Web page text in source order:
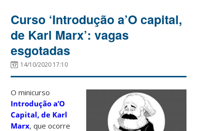
Curso ‘Introdução a’O capital,
de Karl Marx’: vagas
esgotadas
14/10/2020 17:10
O minicurso
Introdução a’O
Capital, de Karl
Marx, que ocorre